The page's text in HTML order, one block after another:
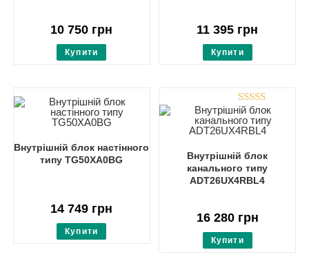
10 750 грн
Купити
11 395 грн
Купити
Внутрішній блок настінного
типу TG50XA0BG
14 749 грн
Купити
Rated
4.00 out
Внутрішній блок
канального типу
ADT26UX4RBL4
16 280грн
Купити